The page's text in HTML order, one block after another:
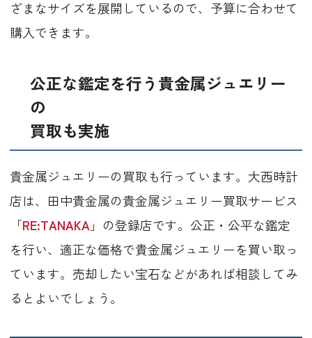
ざまなサイズを展開しているので、予算に合わせて
購入できます。
公正な鑑定を行う貴金属ジュエリー
の
買取も実施
貴金属ジュエリーの買取も行っています。大西時計
店は、田中貴金属の貴金属ジュエリー買取サービス
「RE:TANAKA 」の登録店です。公正・公平な鑑定
を行い、適正な価格で貴金属ジュエリーを買い取っ
ています。売却したい宝石などがあれば相談してみ
るとよいでしょう。